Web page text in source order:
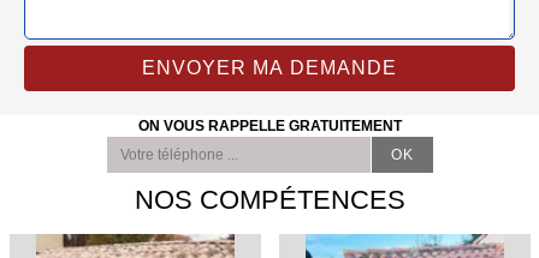
ON VOUS RAPPELLE GRATUITEMENT
NOS COMPÉTENCES